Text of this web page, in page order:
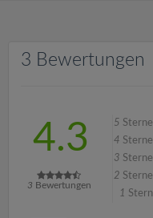
3 Bewertungen
4.3
3 Bewertungen
5 Sterne
4 Sterne
3 Sterne
2 Sterne
1 Stern